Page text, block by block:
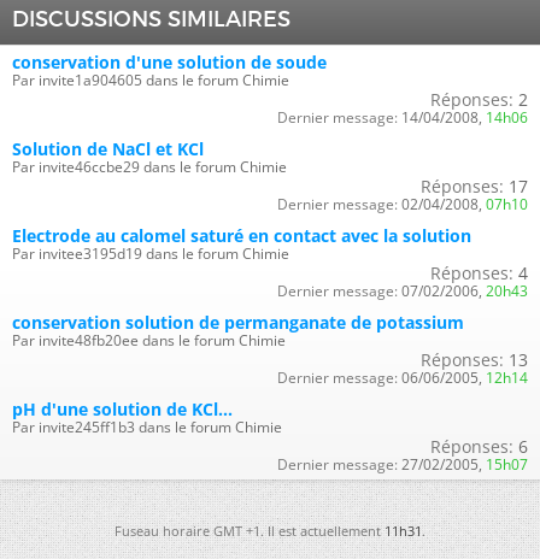
DISCUSSIONS SIMILAIRES
conservation d'une solution de soude
Par invite1a904605 dans le forum Chimie
Réponses: 2
Dernier message: 14/04/2008, 14h06
Solution de NaCl et KCl
Par invite46ccbe29 dans le forum Chimie
Réponses: 17
Dernier message: 02/04/2008, 07h10
Electrode au calomel saturé en contact avec la solution
Par invitee3195d19 dans le forum Chimie
Réponses: 4
Dernier message: 07/02/2006, 20h43
conservation solution de permanganate de potassium
Par invite48fb20ee dans le forum Chimie
Réponses: 13
Dernier message: 06/06/2005, 12h14
pH d'une solution de KCl...
Par invite245ff1b3 dans le forum Chimie
Réponses: 6
Dernier message: 27/02/2005, 15h07
Fuseau horaire GMT +1. Il est actuellement11h31.